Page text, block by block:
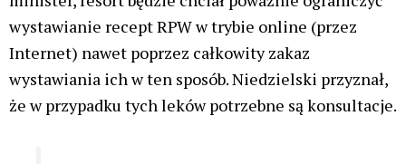
wystawianie recept RPW w trybie online (przez
Internet) nawet poprzez całkowity zakaz
wystawiania ich w ten sposób. Niedzielski przyznał,
że w przypadku tych leków potrzebne są konsultacje.